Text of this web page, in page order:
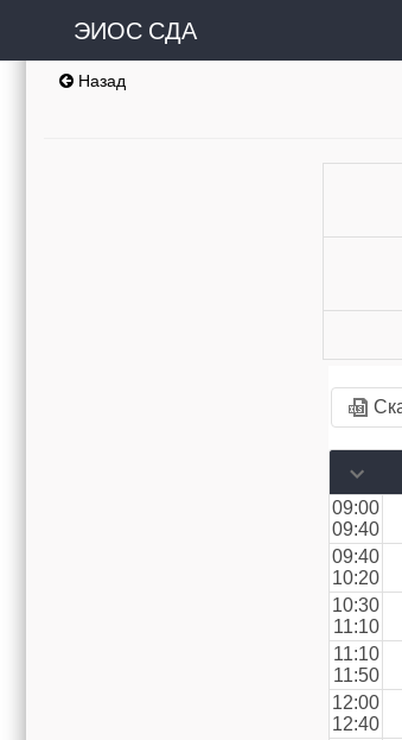
ЭИОС СДА
Назад
09:00
09:40
09:40
10:20
10:30
11:10
11:10
11:50
12:00
12:40